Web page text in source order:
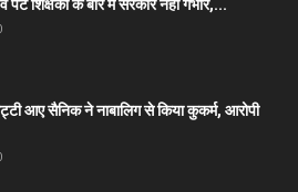
व पैट शिक्षकों के बारे में सरकार नहीं गंभीर,...
आए सैनिक ने नाबालिग से किया कुकर्म, आरोपी